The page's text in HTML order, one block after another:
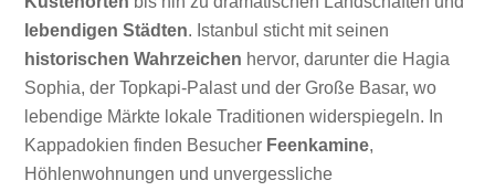
lebendigen Städten. Istanbul sticht mit seinen
historischen Wahrzeichen hervor, darunter die Hagia
Sophia, der Topkapi-Palast und der Große Basar, wo
lebendige Märkte lokale Traditionen widerspiegeln. In
Kappadokien finden Besucher Feenkamine,
Höhlenwohnungen und unvergessliche